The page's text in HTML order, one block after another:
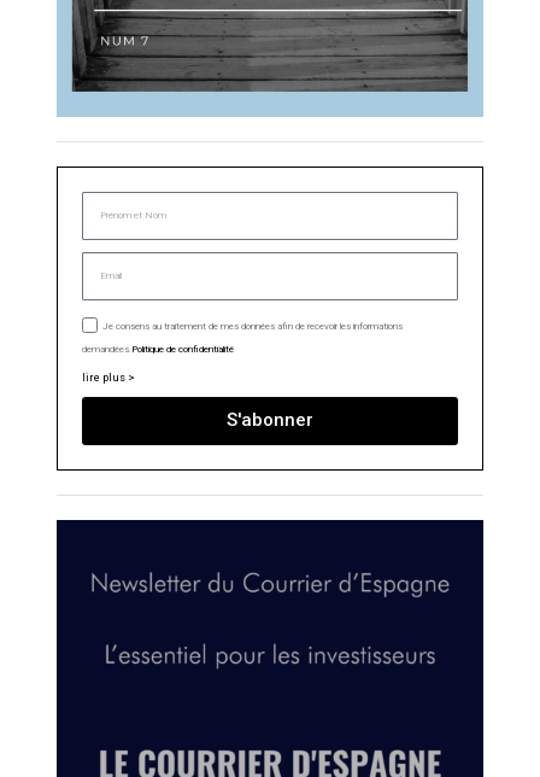
Je consens au traitement de mes données afin de recevoir les informations
demandées. Politique de confidentialité
lire plus >
S'abonner